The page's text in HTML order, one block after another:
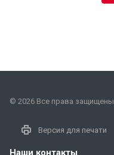
© 2026 Все права защищены.
Версия для печати
Наши контакты